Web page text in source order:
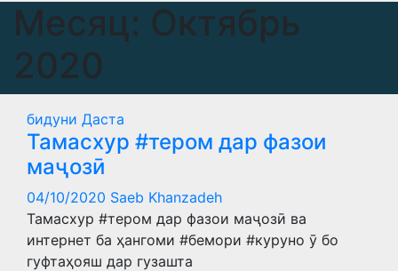
Месяц: Октябрь
2020
бидуни Даста
Тамасхур #тером дар фазои
маҷозӣ
04/10/2020 Saeb Khanzadeh
Тамасхур #тером дар фазои маҷозӣ ва
интернет ба ҳангоми #бемори #куруно ӯ бо
гуфтаҳояш дар гузашта